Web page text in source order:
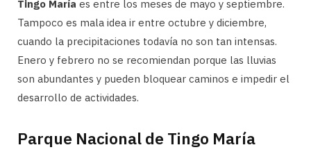
Tingo María es entre los meses de mayo y septiembre.
Tampoco es mala idea ir entre octubre y diciembre,
cuando la precipitaciones todavía no son tan intensas.
Enero y febrero no se recomiendan porque las lluvias
son abundantes y pueden bloquear caminos e impedir el
desarrollo de actividades.
Parque Nacional de Tingo María